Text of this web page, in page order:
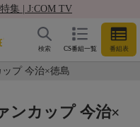
集 | J:COM TV
CS番組一覧 番組表
検索
ップ 今治×徳島
ンカップ 今治×